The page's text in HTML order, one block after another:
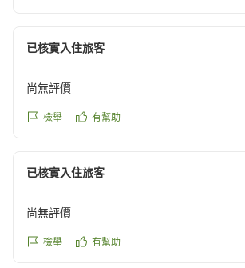
已核實入住旅客
尚無評價
檢舉 有幫助
已核實入住旅客
尚無評價
檢舉 有幫助